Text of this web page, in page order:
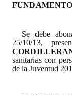
Actas de
NORMATIVA
Se debe
25/10/13,
sanitarias con
de la Juventud